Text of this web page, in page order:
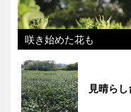
咲き始めた花も
見晴ら